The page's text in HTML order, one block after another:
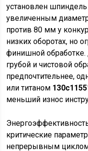
установлен шпиндель
увеличенным
против 80 мм у
низких оборотах, но
финишной обработке.
грубой и чистовой
предпочтительнее,
или титаном
меньший износ
критические
непрерывным